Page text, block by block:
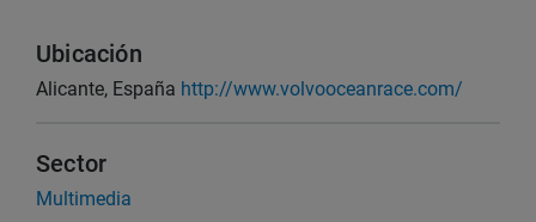
Ubicación
Alicante, España http://www.volvooceanrace.com/
Sector
Multimedia